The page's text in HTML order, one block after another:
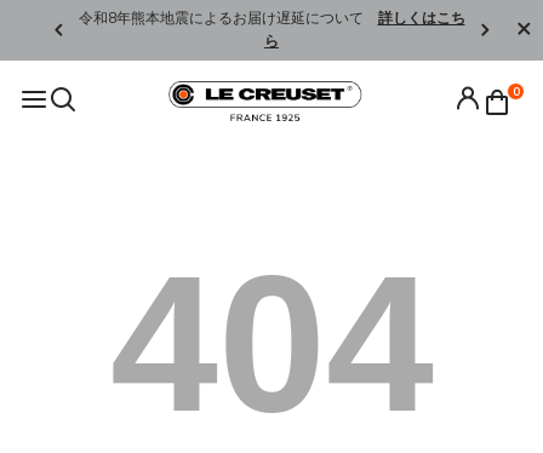
令和8年熊本地震によるお届け遅延について 詳しくはこち
ら
0
404